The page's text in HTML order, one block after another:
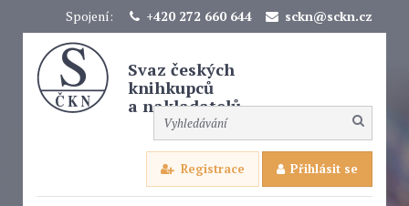
Spojení: +420 272 660 644 sckn@sckn.cz
Svaz českých
knihkupců
a nakladatelů
Registrace Přihlásit se